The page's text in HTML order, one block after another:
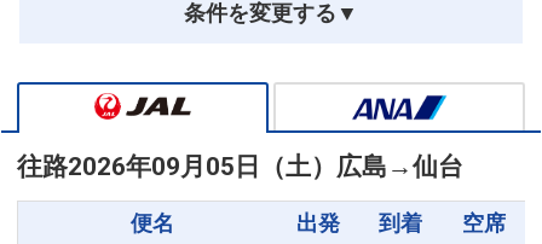
条件を変更する▼
往路2026年09月05日（土） 広島 →仙台
便名 出発 到着 空席